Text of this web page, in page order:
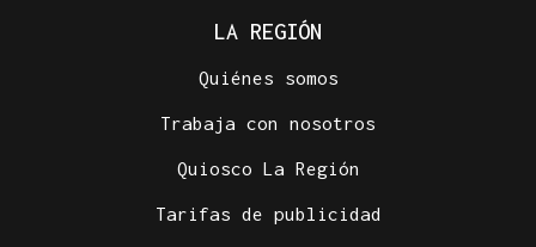
LA REGIÓN
Quiénes somos
Trabaja con nosotros
Quiosco La Región
Tarifas de publicidad